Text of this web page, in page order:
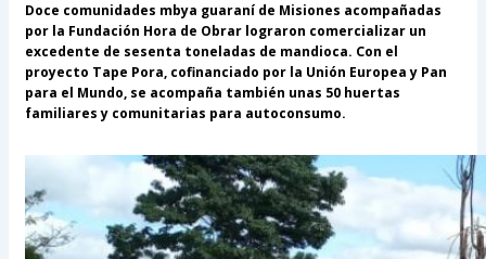
Doce comunidades mbya guaraní de Misiones acompañadas
por la Fundación Hora de Obrar lograron comercializar un
excedente de sesenta toneladas de mandioca. Con el
proyecto Tape Pora, cofinanciado por la Unión Europea y Pan
para el Mundo, se acompaña también unas 50 huertas
familiares y comunitarias para autoconsumo.